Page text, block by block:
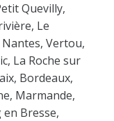
Quevilly,
Le
Vertou,
La Roche sur
Bordeaux,
Marmande,
Bresse,